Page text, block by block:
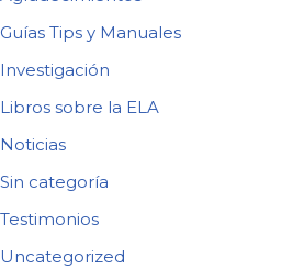
Guías Tips y Manuales
Investigación
Libros sobre la ELA
Noticias
Sin categoría
Testimonios
Uncategorized